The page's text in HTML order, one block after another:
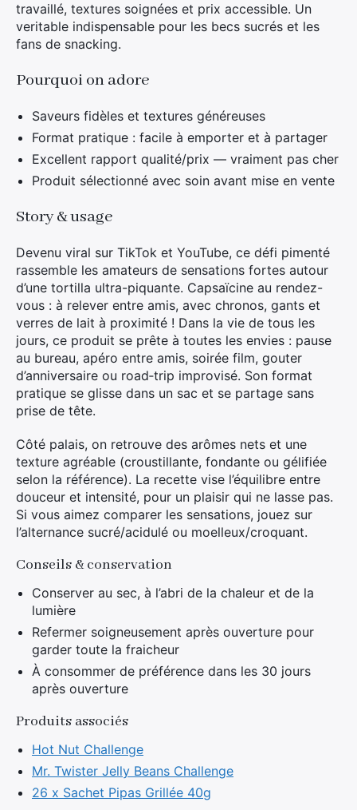
travaillé, textures soignées et prix accessible. Un
veritable indispensable pour les becs sucrés et les
fans de snacking.
Pourquoi on adore
Saveurs fidèles et textures généreuses
Format pratique : facile à emporter et à partager
Excellent rapport qualité/prix — vraiment pas cher
Produit sélectionné avec soin avant mise en vente
Story & usage
Devenu viral sur TikTok et YouTube, ce défi pimenté
rassemble les amateurs de sensations fortes autour
d’une tortilla ultra-piquante. Capsaïcine au rendez-
vous : à relever entre amis, avec chronos, gants et
verres de lait à proximité ! Dans la vie de tous les
jours, ce produit se prête à toutes les envies : pause
au bureau, apéro entre amis, soirée film, gouter
d’anniversaire ou road‑trip improvisé. Son format
pratique se glisse dans un sac et se partage sans
prise de tête.
Côté palais, on retrouve des arômes nets et une
texture agréable (croustillante, fondante ou gélifiée
selon la référence). La recette vise l’équilibre entre
douceur et intensité, pour un plaisir qui ne lasse pas.
Si vous aimez comparer les sensations, jouez sur
l’alternance sucré/acidulé ou moelleux/croquant.
Conseils & conservation
Conserver au sec, à l’abri de la chaleur et de la
lumière
Refermer soigneusement après ouverture pour
garder toute la fraicheur
À consommer de préférence dans les 30 jours
après ouverture
Produits associés
Hot Nut Challenge
Mr. Twister Jelly Beans Challenge
26 x Sachet Pipas Grillée 40g